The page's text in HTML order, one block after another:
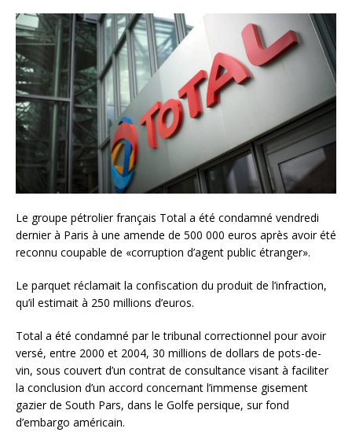
Le groupe pétrolier français Total a été condamné vendredi
dernier à Paris à une amende de 500 000 euros après avoir été
reconnu coupable de «corruption d’agent public étranger».
Le parquet réclamait la confiscation du produit de l’infraction,
qu’il estimait à 250 millions d’euros.
Total a été condamné par le tribunal correctionnel pour avoir
versé, entre 2000 et 2004, 30 millions de dollars de pots-de-
vin, sous couvert d’un contrat de consultance visant à faciliter
la conclusion d’un accord concernant l’immense gisement
gazier de South Pars, dans le Golfe persique, sur fond
d’embargo américain.